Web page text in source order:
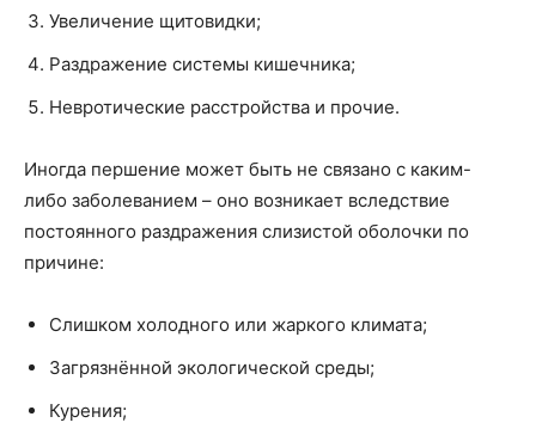
Увеличение щитовидки;
Раздражение системы кишечника;
Невротические расстройства и прочие.
Иногда першение может быть не связано с каким-
либо заболеванием – оно возникает вследствие
постоянного раздражения слизистой оболочки по
причине:
Слишком холодного или жаркого климата;
Загрязнённой экологической среды;
Курения;